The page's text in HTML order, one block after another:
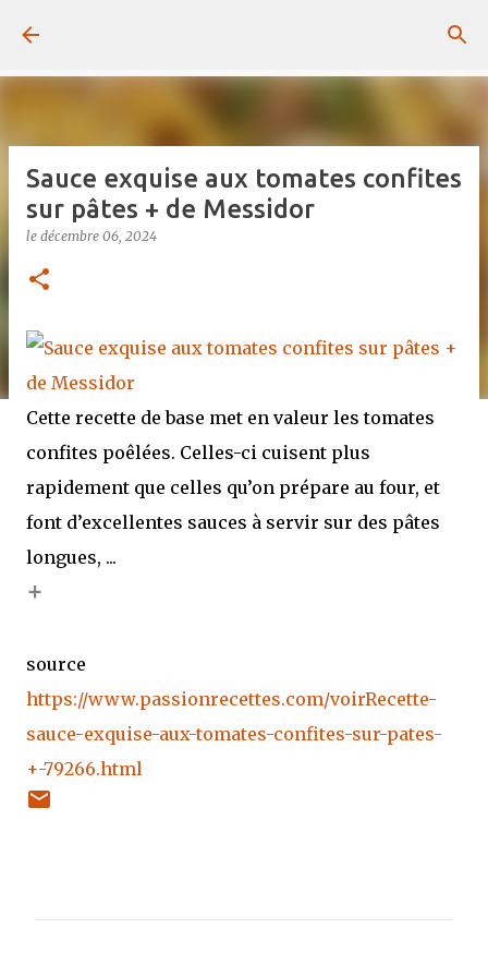
Sauce exquise aux tomates confites
sur pâtes + de Messidor
le décembre 06, 2024
Cette recette de base met en valeur les tomates
confites poêlées. Celles-ci cuisent plus
rapidement que celles qu’on prépare au four, et
font d’excellentes sauces à servir sur des pâtes
longues, ...
+
source
https://www.passionrecettes.com/voirRecette-
sauce-exquise-aux-tomates-confites-sur-pates-
+-79266.html